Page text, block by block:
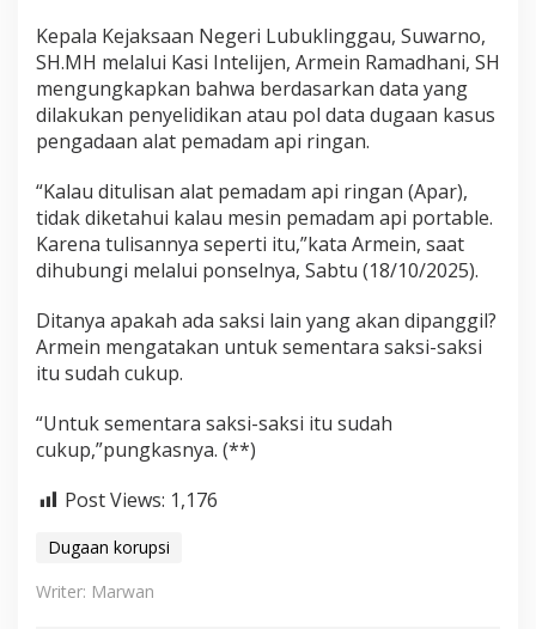
Kepala Kejaksaan Negeri Lubuklinggau, Suwarno,
SH.MH melalui Kasi Intelijen, Armein Ramadhani, SH
mengungkapkan bahwa berdasarkan data yang
dilakukan penyelidikan atau pol data dugaan kasus
pengadaan alat pemadam api ringan.
“Kalau ditulisan alat pemadam api ringan (Apar),
tidak diketahui kalau mesin pemadam api portable.
Karena tulisannya seperti itu,”kata Armein, saat
dihubungi melalui ponselnya, Sabtu (18/10/2025).
Ditanya apakah ada saksi lain yang akan dipanggil?
Armein mengatakan untuk sementara saksi-saksi
itu sudah cukup.
“Untuk sementara saksi-saksi itu sudah
cukup,”pungkasnya. (**)
Post Views: 1,176
Dugaan korupsi
Writer: Marwan